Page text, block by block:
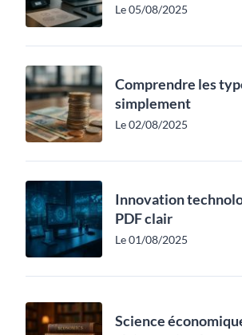
Le 05/08/2025
Comprendre les
simplement
Le 02/08/2025
Innovation
PDF clair
Le 01/08/2025
Science